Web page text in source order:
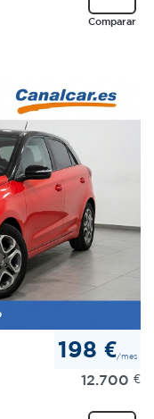
Comparar
198 €/mes
12.700 €